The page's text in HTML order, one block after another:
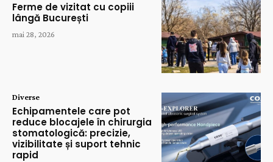
Ferme de vizitat cu copiii
lângă București
mai 28, 2026
Diverse
Echipamentele care pot
reduce blocajele în chirurgia
stomatologică: precizie,
vizibilitate și suport tehnic
rapid